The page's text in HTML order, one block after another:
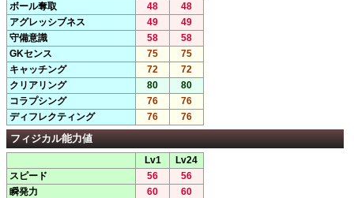
ボール奪取
48
48
アグレッシブネス
49
49
守備意識
58
58
GKセンス
75
75
キャッチング
72
72
クリアリング
80
80
コラプシング
76
76
ディフレクティング
76 76
フィジカル能力値
Lv1
Lv24
スピード
56
56
瞬発力
60
60